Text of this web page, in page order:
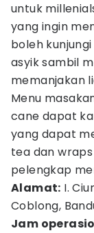
untuk
yang ingin
boleh
asyik sambil
memanjakan
Menu
cane dapat
yang dapat
tea dan
pelengkap
Alamat: I.
Coblong,
Jam